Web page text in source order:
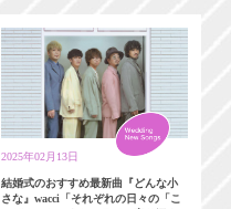
2025年02月13日
結婚式のおすすめ最新曲『どんな小
さな』wacci「それぞれの日々の「こ